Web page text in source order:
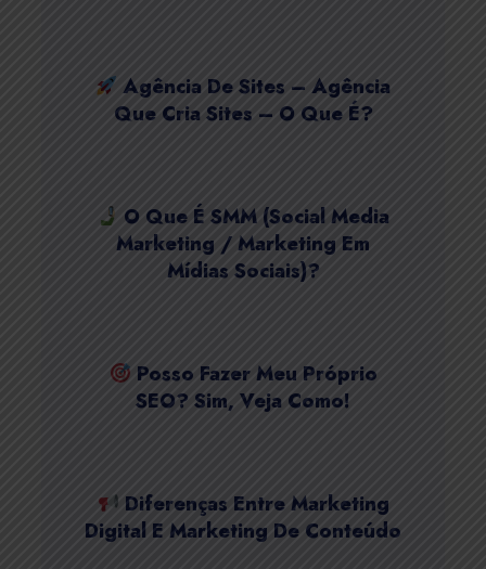
Agência De Sites – Agência
Que Cria Sites – O Que É?
O Que É SMM (Social Media
Marketing / Marketing Em
Mídias Sociais)?
Posso Fazer Meu Próprio
SEO? Sim, Veja Como!
Diferenças Entre Marketing
Digital E Marketing De Conteúdo